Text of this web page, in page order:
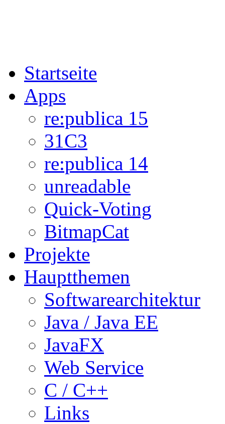
Startseite
Apps
re:publica 15
31C3
re:publica 14
unreadable
Quick-Voting
BitmapCat
Projekte
Hauptthemen
Softwarearchitektur
Java / Java EE
JavaFX
Web Service
C / C++
Links